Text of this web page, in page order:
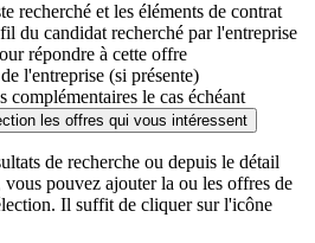
recherché et les éléments de contrat
du candidat recherché par l'entreprise
répondre à cette offre
l'entreprise (si présente)
complémentaires le cas échéant
les offres qui vous intéressent
de recherche ou depuis le détail
pouvez ajouter la ou les offres de
Il suffit de cliquer sur l'icône